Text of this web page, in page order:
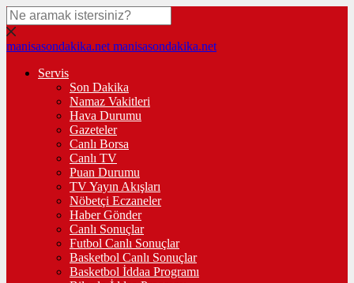
manisasondakika.net manisasondakika.net
Servis
Son Dakika
Namaz Vakitleri
Hava Durumu
Gazeteler
Canlı Borsa
Canlı TV
Puan Durumu
TV Yayın Akışları
Nöbetçi Eczaneler
Haber Gönder
Canlı Sonuçlar
Futbol Canlı Sonuçlar
Basketbol Canlı Sonuçlar
Basketbol İddaa Programı